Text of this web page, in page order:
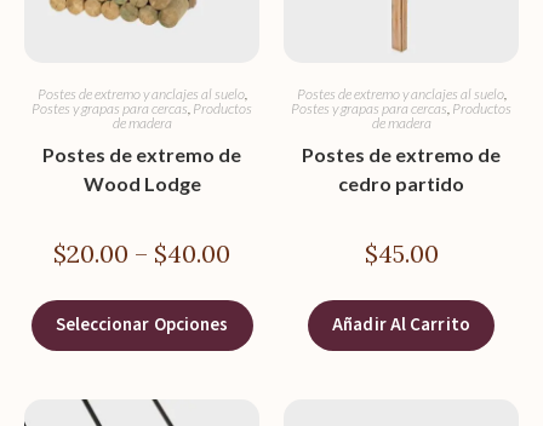
Postes de extremo y anclajes al suelo,
Postes y grapas para cercas, Productos
de madera
Postes de extremo de
Wood Lodge
$20.00 – $40.00
Seleccionar Opciones
Postes de extremo y anclajes al suelo,
Postes y grapas para cercas, Productos
de madera
Postes de extremo de
cedro partido
$45.00
Añadir Al Carrito